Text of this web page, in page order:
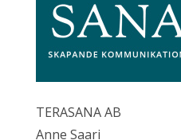
TERASANA AB
Anne Saari